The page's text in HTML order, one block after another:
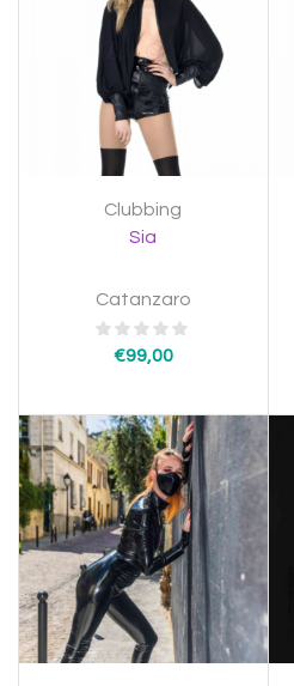
Clubbing
Sia
Catanzaro
€99,00